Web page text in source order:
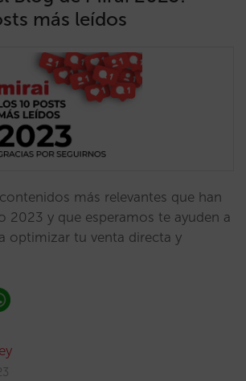
más leídos
más relevantes que han
2023 y que esperamos te ayuden a
optimizar tu venta directa y